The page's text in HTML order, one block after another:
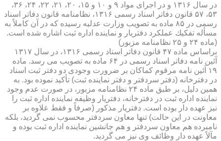
در سال ۱۳۱۶ و در اجرای مواد ۹ و ۱۰ و ۱۵، ۲۰، ۲۱، ۲۲، ۲۴، ۳۶،
۵۳، ۵۷ قانون دفاتر اسناد رسمی ۱۳۱۶، نظامنامه قانون دفاتر اسناد
رسمی در ۸۵ ماده به تصویب وزارت عدلیه رسیده كه در آن كاملاً به
مسأله تفكیك عملكرد دفتریار و نماینده اداره ثبت اشاره شده است.
(ماده ۲۴ و ۲۵ نظامنامه مزبور)
براساس ماده ۴۷ قانون دفاتر اسناد رسمی ۱۳۱۶، در سال ۱۳۱۷
آئین نامه دفاتر اسناد رسمی در ۶۴ ماده به تصویب می رسد. ماده
۱۹ آئین نامه مرقوم كماكان بر ضرورت وجودی دو دفتر ثبت اسناد
در دفترخانه (دفتر سردفتر و دفتر نماینده ثبت) تأكید نموده بود. به
همین دلیل، بر طبق ماده ۲۴ نظامنامه مزبور، در صورت عدم وجود
نماینده اداره ثبت در دفترخانه، دفتریار وظیفه نماینده اداره ثبت را
نیز عهده دار بوده است. دفتریار مذكور (صرفاً و فقط علاوه بر
معاونت در این حالت) تنها معاون سردفتر محسوب نمی گردید، بلكه
نامبرده هم معاون سردفتر و هم جانشین نماینده اداره ثبت بوده و
مآلاً عهده دار وظائف وی نیز می گردید.